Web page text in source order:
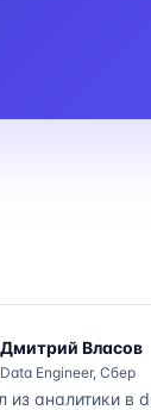
Дмитрий Власов
Data Engineer, Сбер
из аналитики в